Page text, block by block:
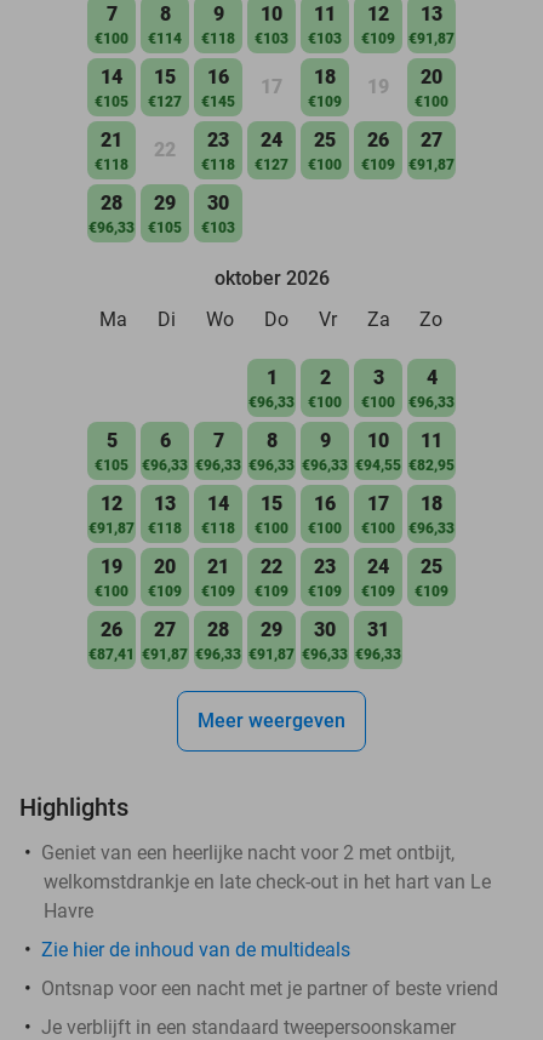
7
€100
8
€114
9
€118
10
€103
11
€103
12
€109
13
€91,87
14
€105
15
€127
16
€145
17 18
€109
19 20
€100
21
€118
22 23
€118
24
€127
25
€100
26
€109
27
€91,87
28
€96,33
29
€105
30
€103
oktober 2026
Ma
Di Wo Do Vr Za Zo
1
€96,33
2
€100
3
€100
4
€96,33
5
€105
6
€96,33
7
€96,33
8
€96,33
9
€96,33
10
€94,55
11
€82,95
12
€91,87
13
€118
14
€118
15
€100
16
€100
17
€100
18
€96,33
19
€100
20
€109
21
€109
22
€109
23
€109
24
€109
25
€109
26
€87,41
27
€91,87
28
€96,33
29
€91,87
30
€96,33
31
€96,33
Meer weergeven
Highlights
Geniet van een heerlijke nacht voor 2 met ontbijt,
welkomstdrankje en late check-out in het hart van Le
Havre
Zie hier de inhoud van de multideals
Ontsnap voor een nacht met je partner of beste vriend
Je verblijft in een standaard tweepersoonskamer